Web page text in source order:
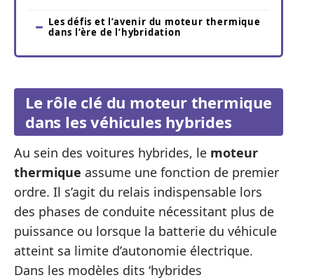
Les défis et l’avenir du moteur thermique
dans l’ère de l’hybridation
Le rôle clé du moteur thermique
dans les véhicules hybrides
Au sein des voitures hybrides, le moteur
thermique assume une fonction de premier
ordre. Il s’agit du relais indispensable lors
des phases de conduite nécessitant plus de
puissance ou lorsque la batterie du véhicule
atteint sa limite d’autonomie électrique.
Dans les modèles dits ‘hybrides